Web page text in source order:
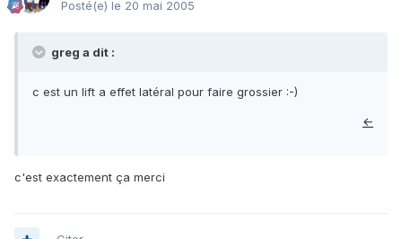
Posté(e) le 20 mai 2005
greg a dit :
c est un lift a effet latéral pour faire grossier :-)
←
c'est exactement ça merci